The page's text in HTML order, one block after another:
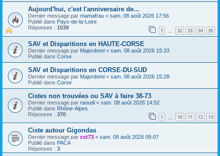
Aujourd'hui, c'est l'anniversaire de...
Dernier message par mamafrau « sam. 08 août 2026 17:56
Publié dans Pays-de-la-Loire
Réponses : 1039 1 … 32 33 34 35
SAV et Disparitions en HAUTE-CORSE
Dernier message par Majordomi « sam. 08 août 2026 15:33
Publié dans Corse
SAV et Disparitions en CORSE-DU-SUD
Dernier message par Majordomi « sam. 08 août 2026 15:28
Publié dans Corse
Cistes non trouvées ou SAV à faire 38-73
Dernier message par raoudi « sam. 08 août 2026 14:52
Publié dans Rhône-Alpes
Réponses : 370 1 10 11 12 13
Ciste autour Gigondas
Dernier message par cst73 « sam. 08 août 2026 09:07
Publié dans PACA
Réponses : 3